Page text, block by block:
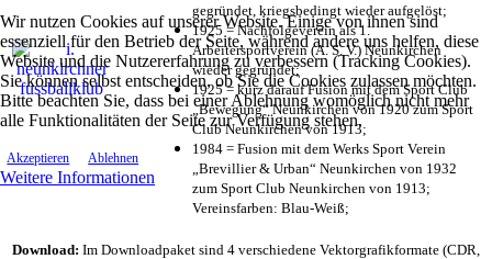
Wir nutzen Cookies auf unserer Website. Einige von ihnen sind
essenziell für den Betrieb der Seite, während andere uns helfen, diese
Website und die Nutzererfahrung zu verbessern (Tracking Cookies).
Sie können selbst entscheiden, ob Sie die Cookies zulassen möchten.
Bitte beachten Sie, dass bei einer Ablehnung womöglich nicht mehr
alle Funktionalitäten der Seite zur Verfügung stehen.
Akzeptieren Ablehnen
Weitere Informationen
gegründet, kriegsbedingt wieder aufgelöst;
1925 = Nachfolgeverein als 1.
Arbeitersportverein (A. S. V.) Neunkirchen
wieder gegründet;
1925 = kurz darauf Fusion mit dem Sport Club
„Bewegung“ Neunkirchen von 1920 zum Sport
Club Neunkirchen von 1913;
1984 = Fusion mit dem Werks Sport Verein
„Brevillier & Urban“ Neunkirchen von 1932
zum Sport Club Neunkirchen von 1913;
Vereinsfarben: Blau-Weiß;
Download: Im Downloadpaket sind 4 verschiedene Vektorgrafikformate (CDR,